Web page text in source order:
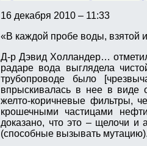
16 декабря 2010 – 11:33
«В каждой пробе воды, взятой
Д-р Дэвид Холландер…
радаре вода выглядела
трубопроводе было
впрыскивалась в нее в виде
желто-коричневые фильтры,
крошечными частицами
доказано, что это – щелочи и
(способные вызывать